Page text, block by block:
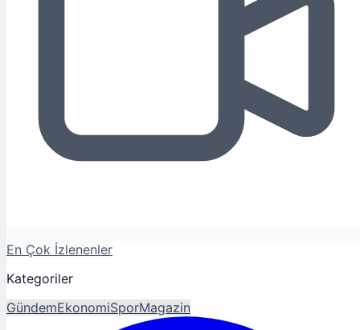
En Çok İzlenenler
Kategoriler
GündemEkonomiSporMagazin